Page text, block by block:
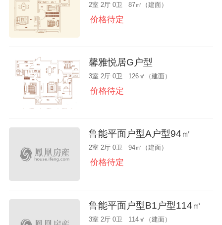
2室 2厅 0卫 87㎡（建面）
价格待定
馨雅悦居G户型
3室 2厅 0卫 126㎡（建面）
价格待定
鲁能平面户型A户型94㎡
2室 2厅 0卫 94㎡（建面）
价格待定
鲁能平面户型B1户型114㎡
3室 2厅 0卫 114㎡（建面）